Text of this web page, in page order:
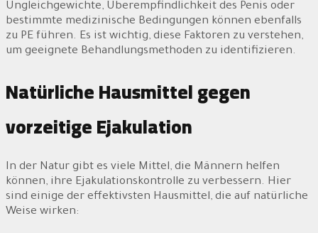
Ungleichgewichte, Überempfindlichkeit des Penis oder
bestimmte medizinische Bedingungen können ebenfalls
zu PE führen. Es ist wichtig, diese Faktoren zu verstehen,
um geeignete Behandlungsmethoden zu identifizieren.
Natürliche Hausmittel gegen
vorzeitige Ejakulation
In der Natur gibt es viele Mittel, die Männern helfen
können, ihre Ejakulationskontrolle zu verbessern. Hier
sind einige der effektivsten Hausmittel, die auf natürliche
Weise wirken: